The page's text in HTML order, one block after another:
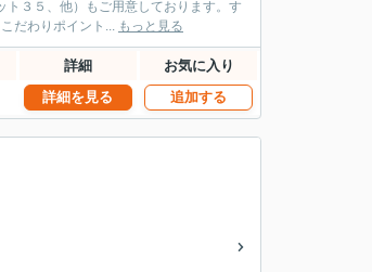
３５、他）もご用意しております。す
ぐにご案内出来ます。お気軽にお問合せください。 オリンピアホーム 江東区 大島３丁目 西大島駅１分 こだわりポイント... もっと見る
詳細 お気に入り
詳細を見る 追加する